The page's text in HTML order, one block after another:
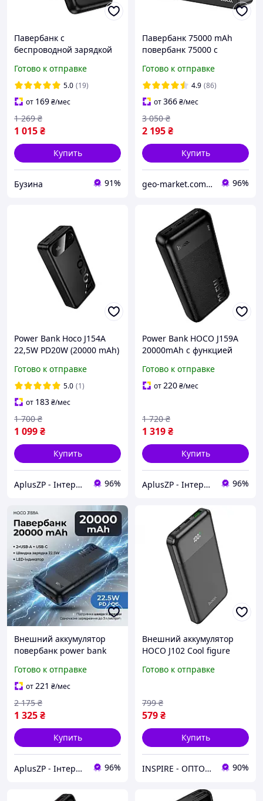
Павербанк с
беспроводной зарядкой
10000mAh Type-C, PD20W
Готово к отправке
5.0 (19)
от 169₴/мес
1 015₴
1 269 ₴
Купить
Бузина 91%
Павербанк 75000 mAh
повербанк 75000 с
HOCO J94 повер банк для
роутера power bank
75000 для телефона
Готово к отправке
4.9 (86)
от366₴/мес
2 195₴
3 050 ₴
Купить
geo-market.com.ua 96%
Power Bank Hoco J154A
22,5W PD20W (20000 mAh)
Готово к отправке
5.0 (1)
от 183₴/мес
1 099₴
1 700 ₴
Купить
AplusZP - Інтернет магазин оптових цін 96%
Power Bank HOCO J159A
20000mAh с функцией
(2USB/1Type-C, 22.5W/3A,
PD/QC)
Готово к отправке
от220₴/мес
1 319₴
1 720 ₴
Купить
AplusZP - Інтернет магазин оптових цін 96%
Внешний аккумулятор
повербанк power bank
20000mAh |2USB/1Type-C,
22.5W/3A, PD/QC|
Готово к отправке
от221 ₴/мес
1 325₴
2 175 ₴
Купить
AplusZP - Інтернет магазин оптових цін 96%
Внешний аккумулятор
HOCO J102 Cool figure
bank(10000mAh) Black
Готово к отправке
579₴
799 ₴
Купить
INSPIRE - ОПТОВІ ПРОДАЖІ ТА БЕЗГОТІВКА ДЛЯ БІЗНЕСУ 90%